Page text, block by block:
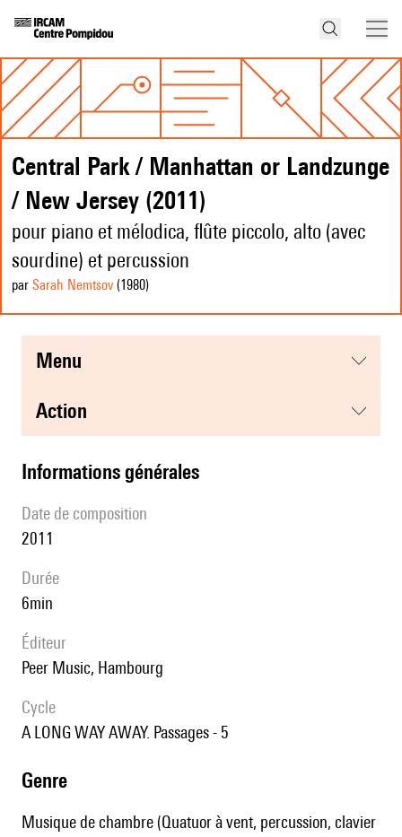
Central Park / Manhattan or Landzunge
/ New Jersey (2011)
pour piano et mélodica, flûte piccolo, alto (avec
sourdine) et percussion
par Sarah Nemtsov (1980)
menu
action
informations générales
date de composition
2011
durée
6min
éditeur
Peer Music, Hambourg
Cycle
A LONG WAY AWAY. Passages - 5
genre
Musique de chambre (Quatuor à vent, percussion, clavier